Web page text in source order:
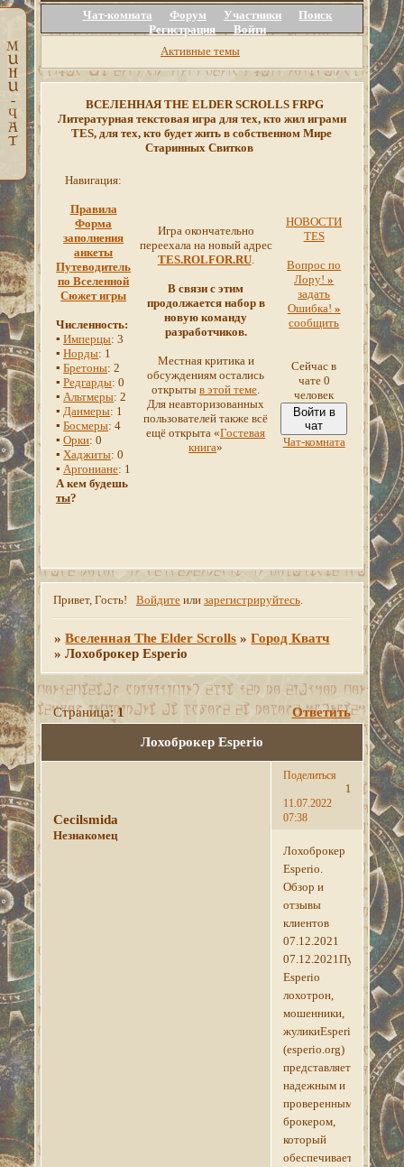
Чат-комната Форум Участники
Поиск
Регистрация
Войти
Активные темы
ВСЕЛЕННАЯ THE ELDER SCROLLS FRPG
Литературная текстовая игра для тех, кто жил играми
TES, для тех, кто будет жить в собственном Мире
Старинных Свитков
Навигация:
Правила
Форма
заполнения
анкеты
Путеводитель
по Вселенной
Сюжет игры
Численность:
▪Имперцы: 3
▪Норды: 1
▪Бретоны: 2
▪Редгарды: 0
▪Альтмеры: 2
▪Данмеры: 1
▪Босмеры: 4
▪Орки: 0
▪Хаджиты: 0
▪Аргониане: 1
А кем будешь
ты?
Игра окончательно
переехала на новый адрес
TES.ROLFOR.RU.
В связи с этим
продолжается набор в
новую команду
разработчиков.
Местная критика и
обсуждениям остались
открытыв этой теме.
Для неавторизованных
пользователей также всё
ещё открыта «Гостевая
книга»
НОВОСТИ
TES
Вопрос по
Лору!»
задать
Ошибка! »
сообщить
Сейчас в
чате 0
человек
Войти в
чат
Чат-комната
Привет, Гость! Войдитеили зарегистрируйтесь.
»Вселенная The Elder Scrolls »Город Кватч
»Лохоброкер Esperio
Лохоброкер Esperio
Страница:1 Ответить
Поделиться
1
11.07.2022
07:38
Cecilsmida
Незнакомец
Лохоброкер
Esperio.
Обзор и
отзывы
клиентов
07.12.2021
07.12.2021Публикации
Esperio
лохотрон,
мошенники,
жуликиEsperio
(esperio.org)
представляется
надежным и
проверенным
брокером,
который
обеспечивает